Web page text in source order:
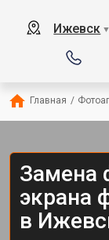
Ижевск ▼
Главная /
Замена
экрана
в